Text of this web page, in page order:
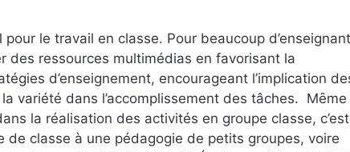
le travail en classe. Pour beaucoup
des ressources multimédias en favorisant la
d’enseignement, encourageant l’implication
variété dans l’accomplissement des tâches. Mȇme
la réalisation des activités en groupe classe,
classe à une pédagogie de petits groupes, voire